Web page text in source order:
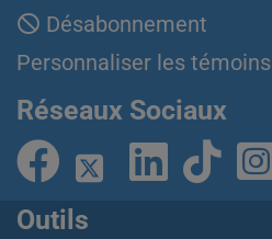
Désabonnement
Personnaliser les témoins
Réseaux Sociaux
Outils